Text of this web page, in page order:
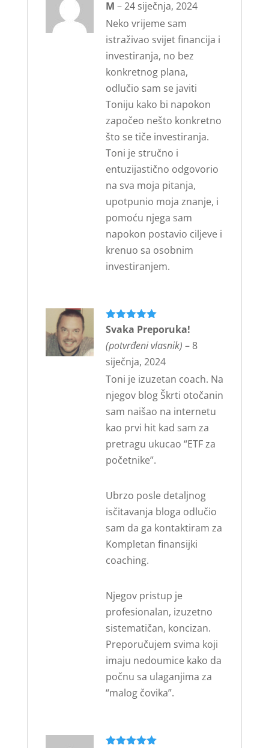
Ocijenjeno5
M –24 siječnja, 2024
Neko vrijeme sam
istraživao svijet financija i
investiranja, no bez
konkretnog plana,
odlučio sam se javiti
Toniju kako bi napokon
započeo nešto konkretno
što se tiče investiranja.
Toni je stručno i
entuzijastično odgovorio
na sva moja pitanja,
upotpunio moja znanje, i
pomoću njega sam
napokon postavio ciljeve i
krenuo sa osobnim
investiranjem.
Ocijenjeno5
Svaka Preporuka!
(potvrđeni vlasnik) – 8
siječnja, 2024
Toni je izuzetan coach. Na
njegov blog Škrti otočanin
sam naišao na internetu
kao prvi hit kad sam za
pretragu ukucao “ETF za
početnike”.
Ubrzo posle detaljnog
isčitavanja bloga odlučio
sam da ga kontaktiram za
Kompletan finansijki
coaching.
Njegov pristup je
profesionalan, izuzetno
sistematičan, koncizan.
Preporučujem svima koji
imaju nedoumice kako da
počnu sa ulaganjima za
“malog čovika”.